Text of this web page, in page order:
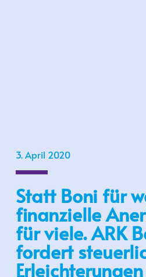
3. April 2020
Statt Boni für
finanzielle
für viele. ARK
fordert